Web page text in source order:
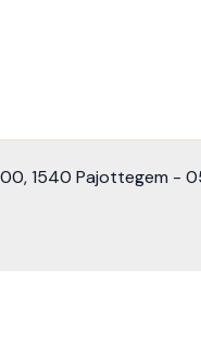
1540 Pajottegem -